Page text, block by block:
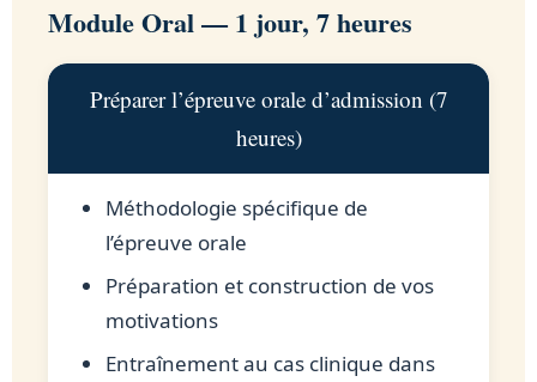
Module Oral — 1 jour, 7 heures
Préparer l’épreuve orale d’admission (7
heures)
Méthodologie spécifique de
l’épreuve orale
Préparation et construction de vos
motivations
Entraînement au cas clinique dans